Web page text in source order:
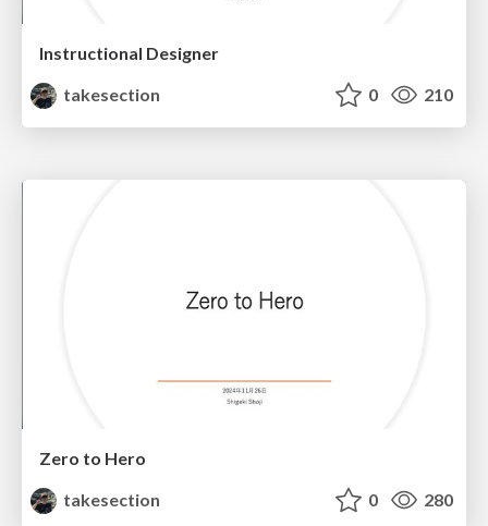
Instructional Designer
takesection
0 210
Zero to Hero
takesection
0 280